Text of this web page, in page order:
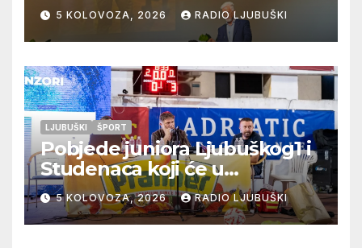
dr. sc. Zdenka Hercega
5 KOLOVOZA, 2026 RADIO LJUBUŠKI
LJUBUŠKI ŠPORT
Pobjede juniora Ljubuškog1 i
Studenaca koji će u
međusobnom susretu
odlučiti o prvom mjestu u
skupini “A”, seniori Teskere
5 KOLOVOZA, 2026 RADIO LJUBUŠKI